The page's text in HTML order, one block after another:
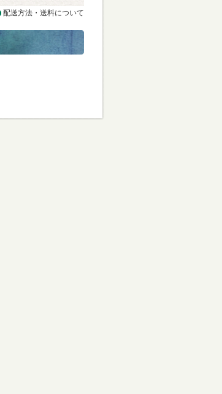
配送方法・送料について